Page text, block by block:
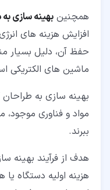
همچنین بهینه سازی به
افزایش هزینه های
حفظ آن، دلیل بسیار
ماشین های الکتریکی
بهینه سازی به
مواد و فناوری موجود،
ببرند.
هدف از فرآیند بهینه
هزینه اولیه دستگاه